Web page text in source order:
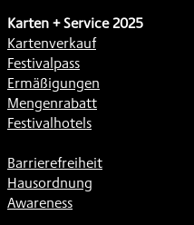
Karten + Service 2025
Kartenverkauf
Festivalpass
Ermäßigungen
Mengenrabatt
Festivalhotels
Barrierefreiheit
Hausordnung
Awareness